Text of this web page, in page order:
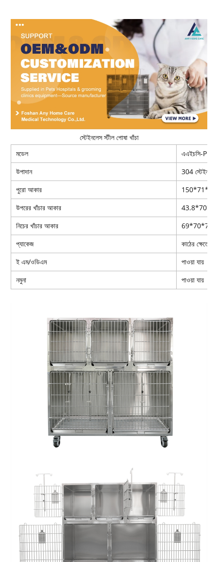
স্টেইনলেস স্টীল পোষা খাঁচা
মডেল
এএইচসি-
উপাদান
304
পুরো আকার
উপরের খাঁচার আকার
নিচের খাঁচার আকার
প্যাকেজ
কাঠের ক্ষেত্রে
ই এম/ওডিএম
পাওয়া যায়
নমুনা
পাওয়া যায়